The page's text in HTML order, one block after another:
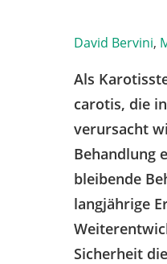
David Bervini,
Als
carotis, die
verursacht
Behandlung
bleibende
langjährige
Sicherheit